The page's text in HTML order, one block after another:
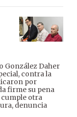
González Daher
contra la
por
firme su pena
cumple otra
denuncia